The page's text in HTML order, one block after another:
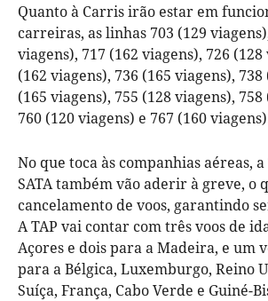
Quanto à Carris irão estar em
carreiras, as linhas 703 (129
viagens), 717 (162 viagens), 726 (128
(162 viagens), 736 (165 viagens),
(165 viagens), 755 (128 viagens),
760 (120 viagens) e 767 (160
No que toca às companhias aéreas,
SATA também vão aderir à greve, o
cancelamento de voos, garantindo
A TAP vai contar com três voos de
Açores e dois para a Madeira, e um
para a Bélgica, Luxemburgo, Reino
Suíça, França, Cabo Verde e Guiné-